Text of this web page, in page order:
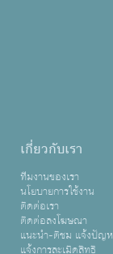
เกี่ยวกับเรา
ทีมงานของเรา
นโยบายการใช้งาน
ติดต่อเรา
ติดต่อลงโฆษณา
แนะนำ-ติชม แจ้งปัญ
แจ้งการละเมิดสิทธิ